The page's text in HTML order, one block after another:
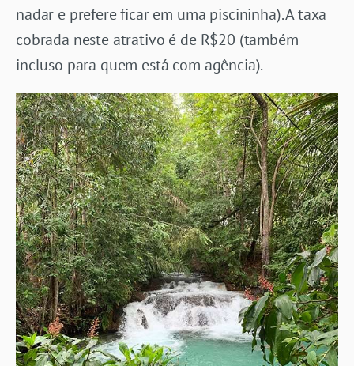
nadar e prefere ficar em uma piscininha). A taxa
cobrada neste atrativo é de R$20 (também
incluso para quem está com agência).